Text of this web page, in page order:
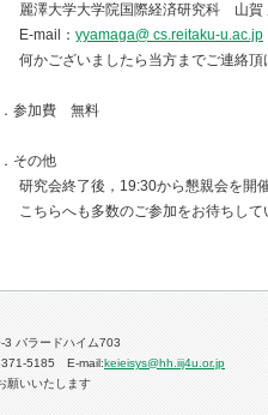
麗澤大学大学院国際経済研究科 山賀
E-mail： yyamaga@ cs.reitaku-u.ac.jp
何かございましたら当方までご連絡頂
参加費 無料
その他
研究会終了後，19:30から懇親会を開催
こちらへも多数のご参加をお待ちして
バラードハイム703
5185 E-mail:keieisys@hh.iij4u.or.jp
願いいたします